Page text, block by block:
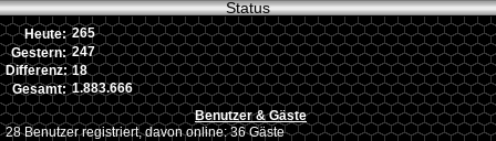
Status
Heute: 265
Gestern: 247
Differenz: 18
Gesamt: 1.883.666
Benutzer & Gäste
28 Benutzer registriert, davon online: 36 Gäste